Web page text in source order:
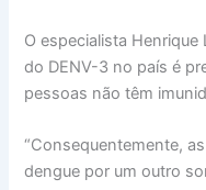
O especialista Henrique
do DENV-3 no país é
pessoas não têm
“Consequentemente,
dengue por um outro